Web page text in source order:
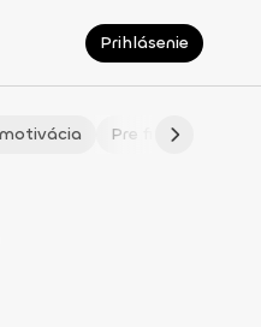
Prihlásenie
Pre fitmaminky